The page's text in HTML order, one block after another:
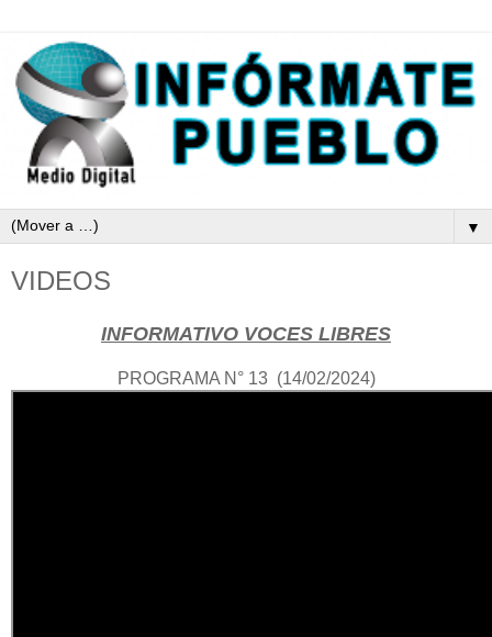
▼
VIDEOS
INFORMATIVO VOCES LIBRES
PROGRAMA N° 13 (14/02/2024)